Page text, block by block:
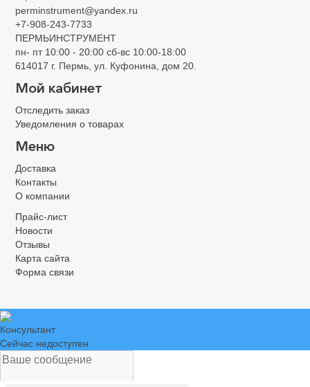
perminstrument@yandex.ru
+7-908-243-7733
ПЕРМЬИНСТРУМЕНТ
пн- пт 10:00 - 20:00 сб-вс 10:00-18:00
614017 г. Пермь, ул. Куфонина, дом 20.
Мой кабинет
Отследить заказ
Уведомления о товарах
Меню
Доставка
Контакты
О компании
Прайс-лист
Новости
Отзывы
Карта сайта
Форма связи
Консультант
Сейчас недоступен